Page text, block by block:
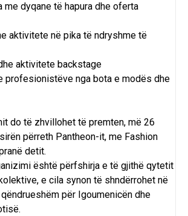
me dyqane të hapura dhe oferta
aktivitete në pika të ndryshme të
aktivitete backstage
profesionistëve nga bota e modës dhe
do të zhvillohet të premten, më 26
përreth Pantheon-it, me Fashion
detit.
është përfshirja e të gjithë qytetit
e cila synon të shndërrohet në
për Igoumenicën dhe